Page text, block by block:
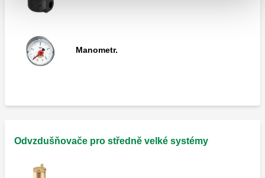
Manometr.
Odvzdušňovače pro středně velké systémy